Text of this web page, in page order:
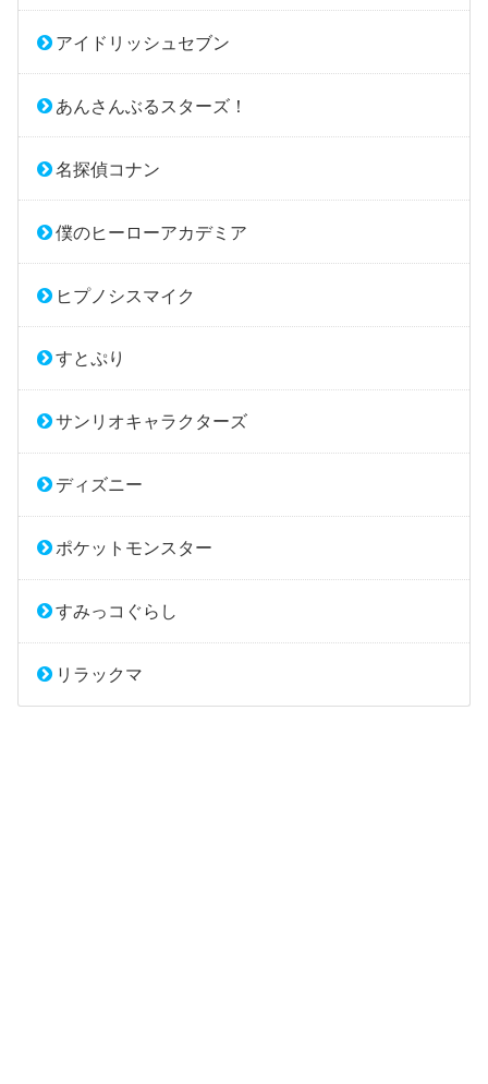
アイドリッシュセブン
あんさんぶるスターズ！
名探偵コナン
僕のヒーローアカデミア
ヒプノシスマイク
すとぷり
サンリオキャラクターズ
ディズニー
ポケットモンスター
すみっコぐらし
リラックマ